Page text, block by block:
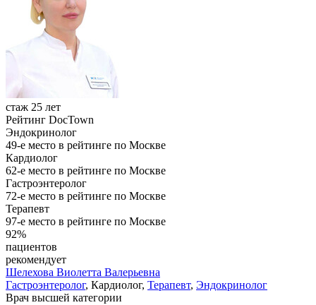
стаж 25 лет
Рейтинг DocTown
Эндокринолог
49-е место в рейтинге по Москве
Кардиолог
62-е место в рейтинге по Москве
Гастроэнтеролог
72-е место в рейтинге по Москве
Терапевт
97-е место в рейтинге по Москве
92%
пациентов
рекомендует
Шелехова Виолетта Валерьевна
Гастроэнтеролог, Кардиолог, Терапевт, Эндокринолог
Врач высшей категории